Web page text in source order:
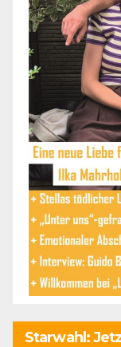
Starwahl: